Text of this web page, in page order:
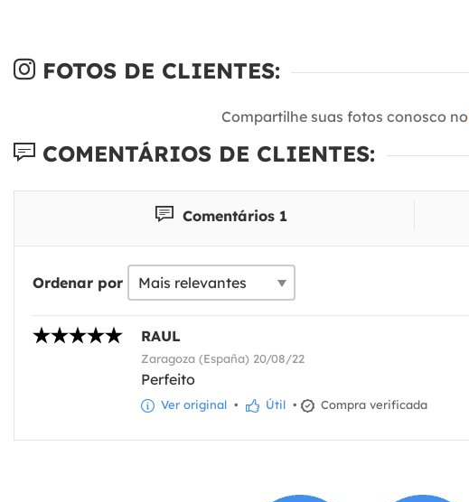
FOTOS DE CLIENTES:
Compartilhe suas fotos conosco no
COMENTÁRIOS DE CLIENTES:
Comentários 1
Ordenar por
RAUL
Zaragoza (España) 20/08/22
Perfeito
Ver original • Útil • Compra verificada